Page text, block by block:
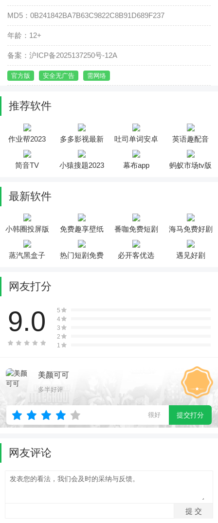
MD5：0B241842BA7B63C9822C8B91D689F237
年龄：12+
备案：沪ICP备2025137250号-12A
官方版 安全无广告 需网络
推荐软件
作业帮2023
多多影视最新
版
吐司单词安卓
版
英语趣配音
简音TV 小猿搜题2023 幕布app 蚂蚁市场tv版
最新软件
小韩圈投屏版 免费趣享壁纸 番咖免费短剧 海马免费好剧
蒸汽黑盒子
热门短剧免费
必开客优选 遇见好剧
网友打分
9.0
5
4
3
2
1
美颜可可
多半好评
很好 提交打分
网友评论